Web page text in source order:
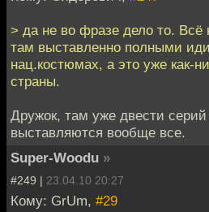
> да не во фразе дело то. Всё
там выставленно полными
нац.костюмах, а это уже как-
страны.
Дружок, там уже двести
выставляются вообще все.
Super-Woodu »
#249 | 23.04.10 20:27
Кому: GrUm, #29